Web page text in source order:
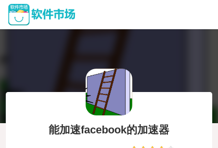
能加速facebook的加速器